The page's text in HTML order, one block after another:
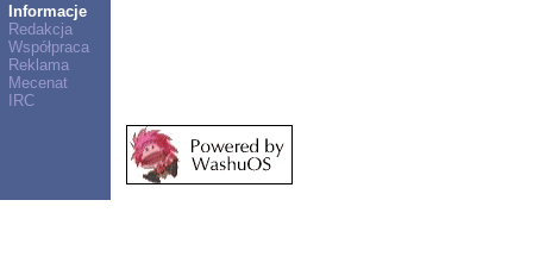
Informacje
Redakcja
Współpraca
Reklama
Mecenat
IRC